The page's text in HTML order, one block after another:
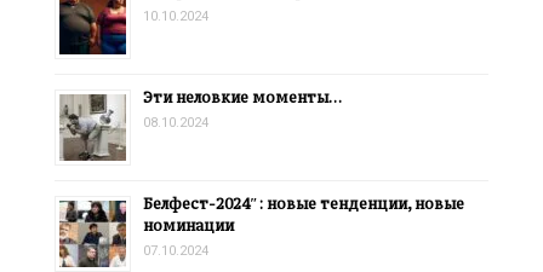
10.10.2024
Эти неловкие моменты…
08.10.2024
Белфест-2024″: новые тенденции, новые
номинации
07.10.2024